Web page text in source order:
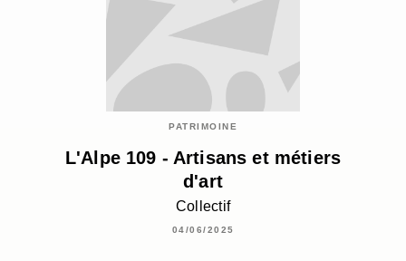
PATRIMOINE
L'Alpe 109 - Artisans et métiers
d'art
Collectif
04/06/2025